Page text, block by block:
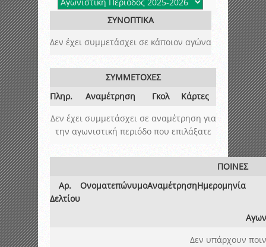
ΣΥΝΟΠΤΙΚΑ
Δεν έχει συμμετάσχει σε κάποιον αγώνα
ΣΥΜΜΕΤΟΧΕΣ
Πληρ.
Αναμέτρηση Γκολ
Κάρτες
Δεν έχει συμμετάσχει σε αναμέτρηση για
την αγωνιστική περιόδο που επιλάξατε
ΠΟΙΝΕΣ
Αρ.
Δελτίου
ΟνοματεπώνυμοΑναμέτρησηΗμερομηνία
Δεν υπάρχουν